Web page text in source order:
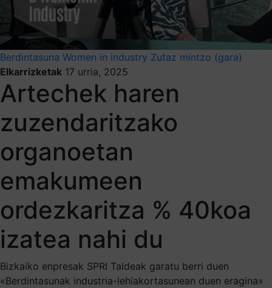
Berdintasuna Women in industry Zutaz mintzo (gara)
Elkarrizketak 17 urria, 2025
Artechek haren
zuzendaritzako
organoetan
emakumeen
ordezkaritza % 40koa
izatea nahi du
Bizkaiko enpresak SPRI Taldeak garatu berri duen
«Berdintasunak industria-lehiakortasunean duen eragina»